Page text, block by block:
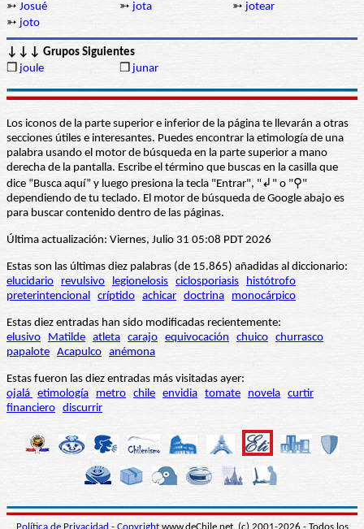
➳ Josué ➳ jota ➳ jotear
➳ joto
↓↓↓ Grupos Siguientes
❒ joule ❒ junar
Los iconos de la parte superior e inferior de la página te llevarán a otras
secciones útiles e interesantes. Puedes encontrar la etimología de una
palabra usando el motor de búsqueda en la parte superior a mano
derecha de la pantalla. Escribe el término que buscas en la casilla que
dice “Busca aquí” y luego presiona la tecla "Entrar", "↲" o "⚲"
dependiendo de tu teclado. El motor de búsqueda de Google abajo es
para buscar contenido dentro de las páginas.
Última actualización: Viernes, Julio 31 05:08 PDT 2026
Estas son las últimas diez palabras (de 15.865) añadidas al diccionario:
elucidario
revulsivo legionelosis ciclosporiasis
histótrofo
preterintencional críptido achicar doctrina monocárpico
Estas diez entradas han sido modificadas recientemente:
elusivo
Matilde atleta carajo equivocación chuico churrasco
papalote Acapulco anémona
Estas fueron las diez entradas más visitadas ayer:
ojalá etimología metro chile envidia tomate novela curtir
financiero discurrir